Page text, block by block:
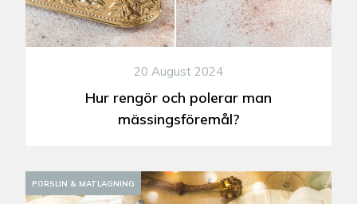
20 August 2024
Hur rengör och polerar man
mässingsföremål?
PORSLIN & MATLAGNING